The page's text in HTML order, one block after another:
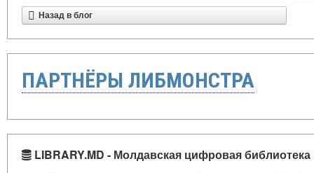
Назад в блог
ПАРТНЁРЫ ЛИБМОНСТРА
LIBRARY.MD - Молдавская цифровая библиотека